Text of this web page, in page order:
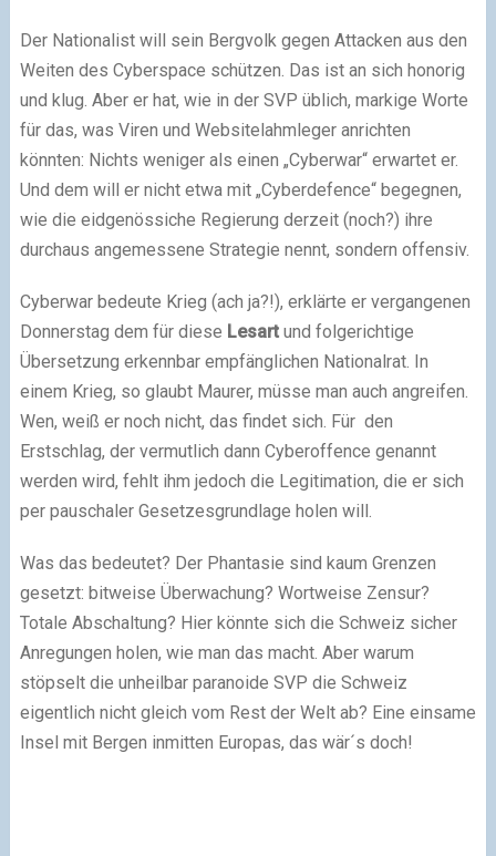
Der Nationalist will sein Bergvolk gegen Attacken aus den
Weiten des Cyberspace schützen. Das ist an sich honorig
und klug. Aber er hat, wie in der SVP üblich, markige Worte
für das, was Viren und Websitelahmleger anrichten
könnten: Nichts weniger als einen „Cyberwar“ erwartet er.
Und dem will er nicht etwa mit „Cyberdefence“ begegnen,
wie die eidgenössiche Regierung derzeit (noch?) ihre
durchaus angemessene Strategie nennt, sondern offensiv.
Cyberwar bedeute Krieg (ach ja?!), erklärte er vergangenen
Donnerstag dem für diese Lesartund folgerichtige
Übersetzung erkennbar empfänglichen Nationalrat. In
einem Krieg, so glaubt Maurer, müsse man auch angreifen.
Wen, weiß er noch nicht, das findet sich. Für den
Erstschlag, der vermutlich dann Cyberoffence genannt
werden wird, fehlt ihm jedoch die Legitimation, die er sich
per pauschaler Gesetzesgrundlage holen will.
Was das bedeutet? Der Phantasie sind kaum Grenzen
gesetzt: bitweise Überwachung? Wortweise Zensur?
Totale Abschaltung? Hier könnte sich die Schweiz sicher
Anregungen holen, wie man das macht. Aber warum
stöpselt die unheilbar paranoide SVP die Schweiz
eigentlich nicht gleich vom Rest der Welt ab? Eine einsame
Insel mit Bergen inmitten Europas, das wär´s doch!